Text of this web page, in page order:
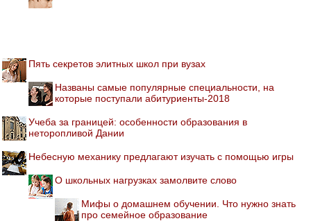
Пять секретов элитных школ при вузах
Названы самые популярные специальности, на
которые поступали абитуриенты-2018
Учеба за границей: особенности образования в
неторопливой Дании
Небесную механику предлагают изучать с помощью игры
О школьных нагрузках замолвите слово
Мифы о домашнем обучении. Что нужно знать
про семейное образование